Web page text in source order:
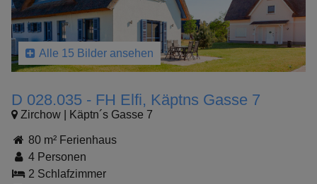
Alle 15 Bilder ansehen
D 028.035 - FH Elfi, Käptns Gasse 7
Zirchow | Käptn´s Gasse 7
80 m² Ferienhaus
4 Personen
2 Schlafzimmer